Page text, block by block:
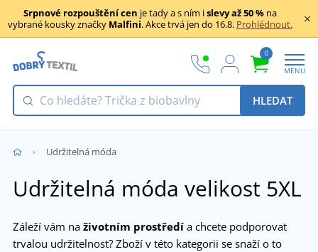
Srpnové rozpouštění cen je tady a s ním islevy až 50 % na
vybrané kousky značky Malfini. Akce trvá jen do 16.8. Prohlédnout.
0
MENU
HLEDAT
Udržitelná móda
Udržitelná móda velikost 5XL
Záleží vám na životním prostředí a chcete podporovat
trvalou udržitelnost? Zboží v této kategorii se snaží o to